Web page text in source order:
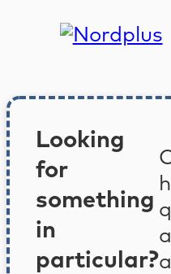
Looking
for
something
in
particular?